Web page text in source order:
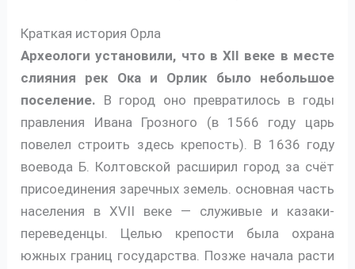
Краткая история Орла
Археологи установили, что в XII веке в месте
слияния рек Ока и Орлик было небольшое
поселение. В город оно превратилось в годы
правления Ивана Грозного (в 1566 году царь
повелел строить здесь крепость). В 1636 году
воевода Б. Колтовской расширил город за счёт
присоединения заречных земель. основная часть
населения в XVII веке — служивые и казаки-
переведенцы. Целью крепости была охрана
южных границ государства. Позже начала расти